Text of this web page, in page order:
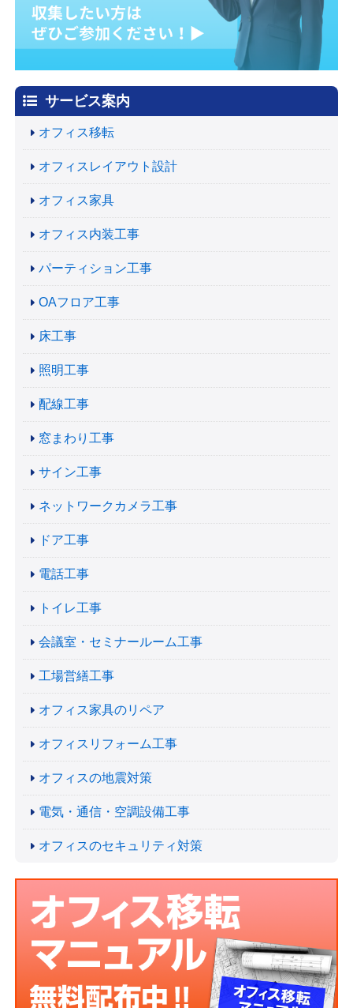
サービス案内
オフィス移転
オフィスレイアウト設計
オフィス家具
オフィス内装工事
パーティション工事
OAフロア工事
床工事
照明工事
配線工事
窓まわり工事
サイン工事
ネットワークカメラ工事
ドア工事
電話工事
トイレ工事
会議室・セミナールーム工事
工場営繕工事
オフィス家具のリペア
オフィスリフォーム工事
オフィスの地震対策
電気・通信・空調設備工事
オフィスのセキュリティ対策